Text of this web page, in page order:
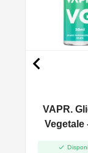
VAPR.
Vegetale

